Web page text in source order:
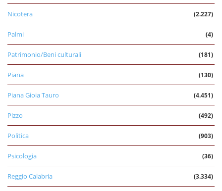
Nicotera (2.227)
Palmi (4)
Patrimonio/Beni culturali (181)
Piana (130)
Piana Gioia Tauro (4.451)
Pizzo (492)
Politica (903)
Psicologia (36)
Reggio Calabria (3.334)